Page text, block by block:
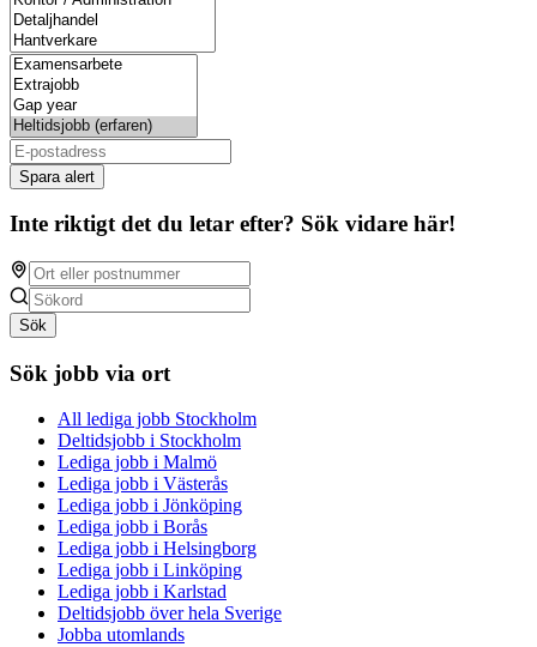
Spara alert
Inte riktigt det du letar efter? Sök vidare här!
Sök
Sök jobb via ort
All lediga jobb Stockholm
Deltidsjobb i Stockholm
Lediga jobb i Malmö
Lediga jobb i Västerås
Lediga jobb i Jönköping
Lediga jobb i Borås
Lediga jobb i Helsingborg
Lediga jobb i Linköping
Lediga jobb i Karlstad
Deltidsjobb över hela Sverige
Jobba utomlands